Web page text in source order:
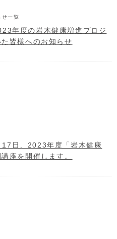
せ一覧
年度の岩木健康増進プロジ
皆様へのお知らせ
17日、2023年度「岩木健康
座を開催します。